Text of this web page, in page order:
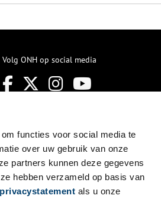
functies voor social media te
over uw gebruik van onze
partners kunnen deze gegevens
hebben verzameld op basis van
privacystatement als u onze
Volg ONH op social media